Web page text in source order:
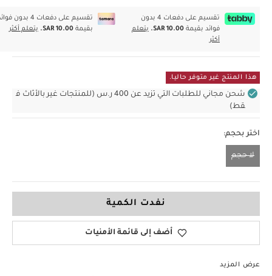
تقسيم على دفعات 4 بدون
فوائد بقيمة SAR 10.00.
يتعلم
أكثر
تقسيم على دفعات 4 بدون
بقيمةSAR 10.00. يتعلم أكثر
هذا المنتج غير متوفر حاليا.
شحن مجاني للطلبات التي تزيد عن 400 ر.س (للمنتجات غير بالأثاث ف
قط)
اختر بحجم:
لا حجم
نفدت الكمية
أضف إلى قائمة الأمنيات
عرض المزيد